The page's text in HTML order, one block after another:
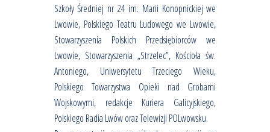
Szkoły Średniej nr 24 im. Marii Konopnickiej we
Lwowie, Polskiego Teatru Ludowego we Lwowie,
Stowarzyszenia Polskich Przedsiębiorców we
Lwowie, Stowarzyszenia „Strzelec”, Kościoła św.
Antoniego, Uniwersytetu Trzeciego Wieku,
Polskiego Towarzystwa Opieki nad Grobami
Wojskowymi, redakcje Kuriera Galicyjskiego,
Polskiego Radia Lwów oraz Telewizji POLwowsku.